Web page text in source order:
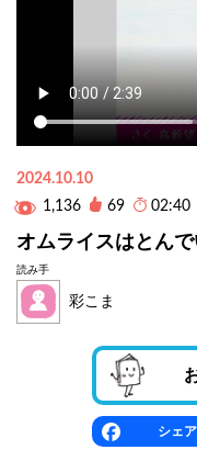
2024.10.10
1,136
69 02:40
オムライスはとんで
読み手
彩こま
シェア